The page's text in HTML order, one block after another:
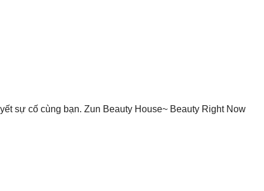
sự cố cùng bạn. Zun Beauty House~ Beauty Right Now